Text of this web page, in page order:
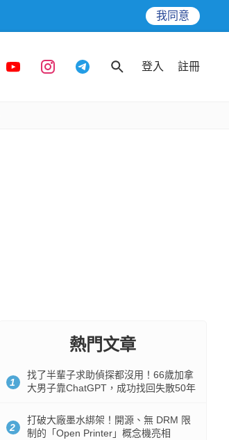
我同意
登入 註冊
熱門文章
1
找了半輩子求助偵探都沒用！66歲加拿
大男子靠ChatGPT，成功找回失散50年
2
打破大廠墨水綁架！開源、無 DRM 限
制的「Open Printer」概念機亮相